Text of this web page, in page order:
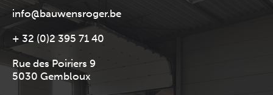
info@bauwensroger.be
+ 32 (0)2 395 71 40
Rue des Poiriers 9
5030 Gembloux